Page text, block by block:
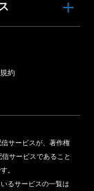
約
サービスが、著作権
サービスであること
。
るサービスの一覧は